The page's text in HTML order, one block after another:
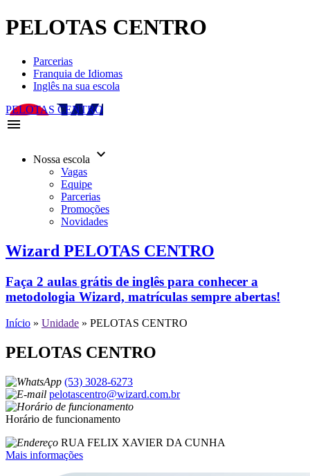
PELOTAS CENTRO
Parcerias
Franquia de Idiomas
Inglês na sua escola
PELOTAS CENTRO
menu
Nossa escola keyboard_arrow_down
Vagas
Equipe
Parcerias
Promoções
Novidades
Wizard PELOTAS CENTRO
Faça 2 aulas grátis de inglês para conhecer a
metodologia Wizard, matrículas sempre abertas!
Início » Unidade » PELOTAS CENTRO
PELOTAS CENTRO
(53) 3028-6273
pelotascentro@wizard.com.br
Horário de funcionamento
RUA FELIX XAVIER DA CUNHA
Mais informações